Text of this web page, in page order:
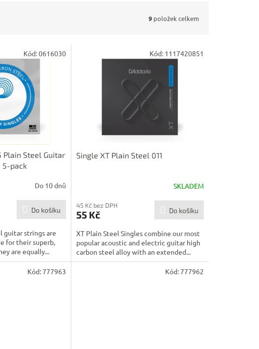
9 položek celkem
Plain Steel Guitar
5-pack
Do 10 dnů
Do košíku
guitar strings are
for their superb,
are equally...
Kód:0616030
Single XT Plain Steel 011
SKLADEM
45 Kč bez DPH
55 Kč Do košíku
XT Plain Steel Singles combine our most
popular acoustic and electric guitar high
carbon steel alloy with an extended...
Kód: 1117420851
Kód:777963 Kód:777962